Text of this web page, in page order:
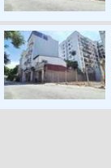
GIẤY TỜ PHÁP LÝ
Tất cả